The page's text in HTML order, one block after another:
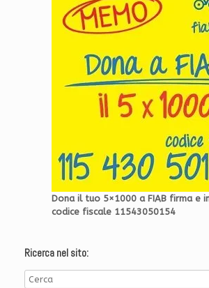
Dona il tuo 5×1000 a FIAB firma e
codice fiscale 11543050154
Ricerca nel sito: